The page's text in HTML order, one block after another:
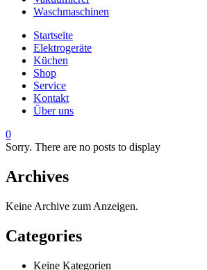
Waschmaschinen
Startseite
Elektrogeräte
Küchen
Shop
Service
Kontakt
Über uns
0
Sorry. There are no posts to display
Archives
Keine Archive zum Anzeigen.
Categories
Keine Kategorien